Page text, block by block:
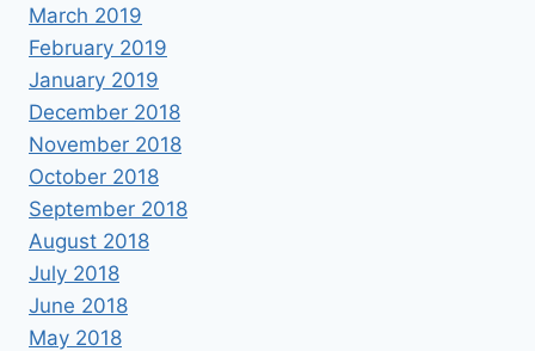
March 2019
February 2019
January 2019
December 2018
November 2018
October 2018
September 2018
August 2018
July 2018
June 2018
May 2018